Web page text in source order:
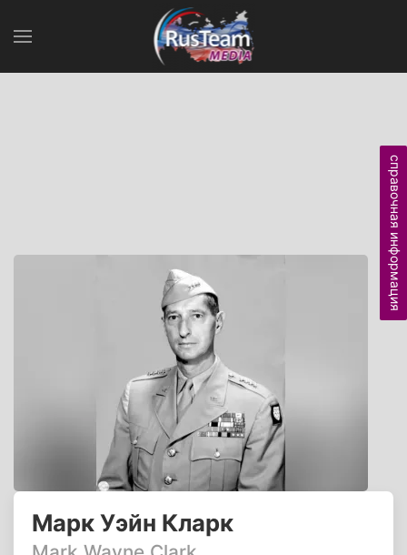
Марк Уэйн Кларк
справочная информация